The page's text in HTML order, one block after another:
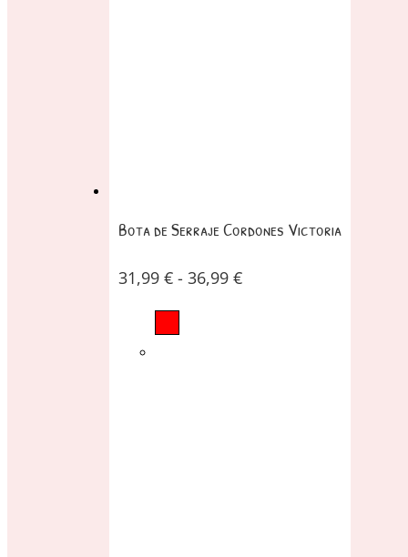
Bota de Serraje Cordones Victoria
31,99 € - 36,99 €